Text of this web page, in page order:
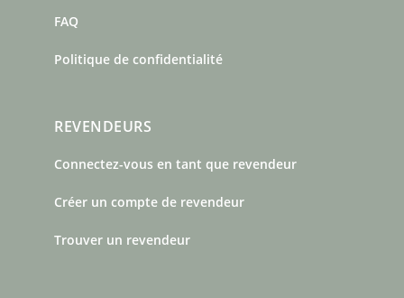
FAQ
Politique de confidentialité
REVENDEURS
Connectez-vous en tant que revendeur
Créer un compte de revendeur
Trouver un revendeur